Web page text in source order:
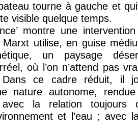
tourne à gauche et
visible quelque temps.
montre une
Marxt utilise, en guise
un paysage
où l’on n’attend pas
Dans ce cadre réduit, il
nature autonome,
la relation toujours
et l’eau ; avec